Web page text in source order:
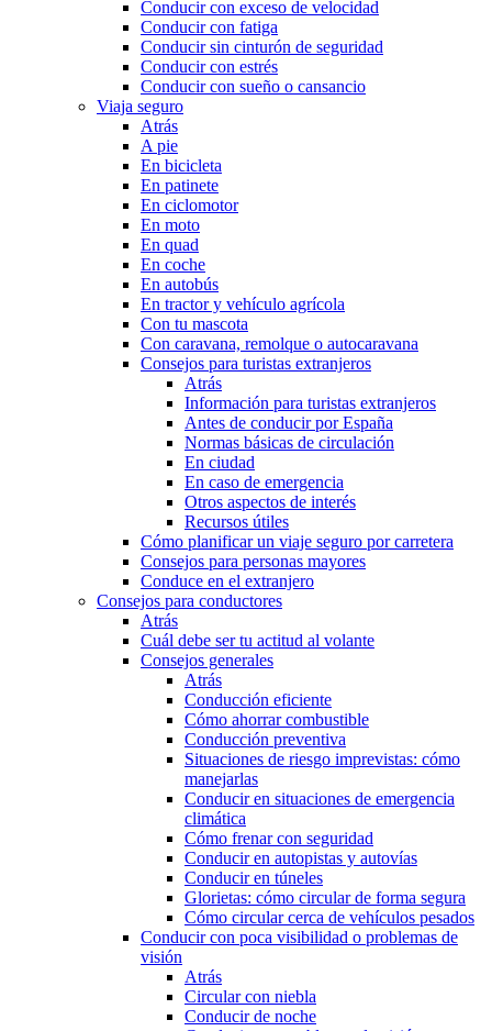
Conducir con exceso de velocidad
Conducir con fatiga
Conducir sin cinturón de seguridad
Conducir con estrés
Conducir con sueño o cansancio
Viaja seguro
Atrás
A pie
En bicicleta
En patinete
En ciclomotor
En moto
En quad
En coche
En autobús
En tractor y vehículo agrícola
Con tu mascota
Con caravana, remolque o autocaravana
Consejos para turistas extranjeros
Atrás
Información para turistas extranjeros
Antes de conducir por España
Normas básicas de circulación
En ciudad
En caso de emergencia
Otros aspectos de interés
Recursos útiles
Cómo planificar un viaje seguro por carretera
Consejos para personas mayores
Conduce en el extranjero
Consejos para conductores
Atrás
Cuál debe ser tu actitud al volante
Consejos generales
Atrás
Conducción eficiente
Cómo ahorrar combustible
Conducción preventiva
Situaciones de riesgo imprevistas: cómo
manejarlas
Conducir en situaciones de emergencia
climática
Cómo frenar con seguridad
Conducir en autopistas y autovías
Conducir en túneles
Glorietas: cómo circular de forma segura
Cómo circular cerca de vehículos pesados
Conducir con poca visibilidad o problemas de
visión
Atrás
Circular con niebla
Conducir de noche